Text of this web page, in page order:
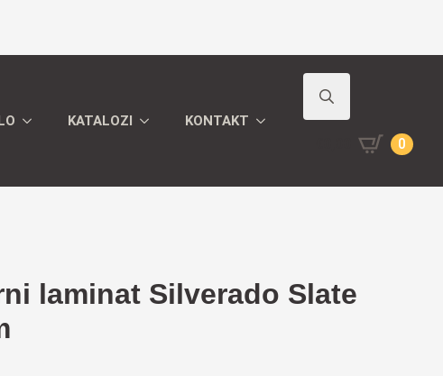
KATALOZI KONTAKT
0
laminat Silverado Slate